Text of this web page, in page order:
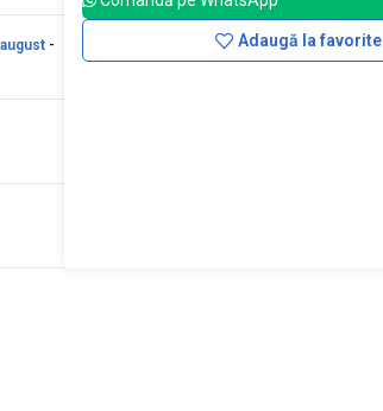
-
Adaugă la favorite